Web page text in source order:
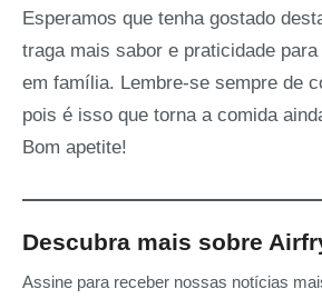
Esperamos que tenha gostado
traga mais sabor e praticidade
em família. Lembre-se sempre de
pois é isso que torna a comida
Bom apetite!
Descubra mais sobre
Assine para receber nossas notícias